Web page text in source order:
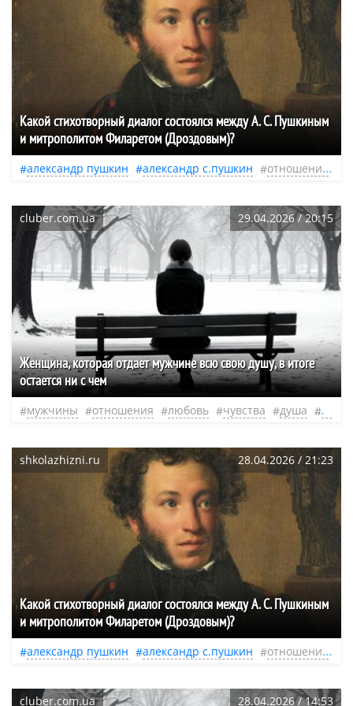
Какой стихотворный диалог состоялся между А. С. Пушкиным
и митрополитом Филаретом (Дроздовым)?
александр пушкин александр с.пушкин отношения
cluber.com.ua 29.04.2026 / 20:15
Женщина, которая отдает мужчине всю свою душу, в итоге
остается ни с чем
мужчины отношения любовь чувства душа
shkolazhizni.ru 28.04.2026 / 21:23
Какой стихотворный диалог состоялся между А. С. Пушкиным
и митрополитом Филаретом (Дроздовым)?
александр пушкин александр с.пушкин отношения
cluber.com.ua 28.04.2026 / 14:53